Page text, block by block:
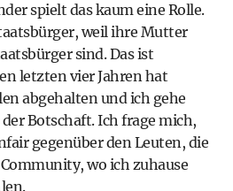
spielt das kaum eine Rolle.
weil ihre Mutter
sind. Das ist
letzten vier Jahren hat
abgehalten und ich gehe
Botschaft. Ich frage mich,
gegenüber den Leuten, die
wo ich zuhause